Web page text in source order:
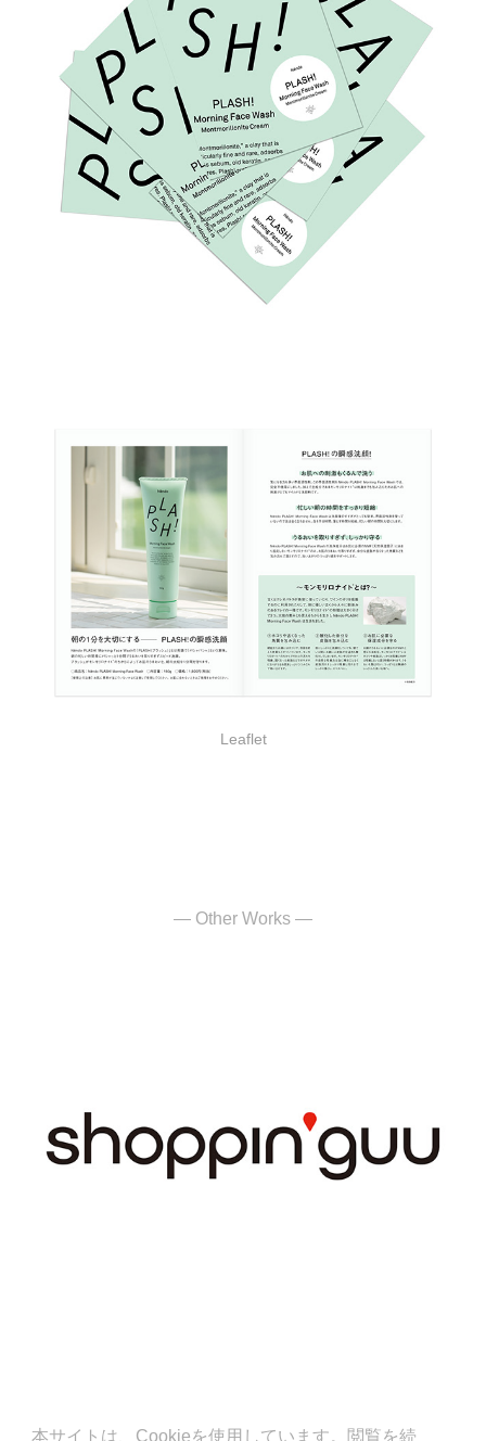
Leaflet
— Other Works —
本サイトは、Cookieを使用しています。閲覧を続